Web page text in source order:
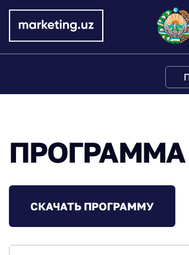
ПРОГРАММА
СКАЧАТЬ ПРОГРАММУ